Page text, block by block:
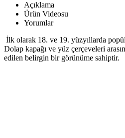
Açıklama
Ürün Videosu
Yorumlar
İlk olarak 18. ve 19. yüzyıllarda
Dolap kapağı ve yüz çerçeveleri
edilen belirgin bir görünüme sahiptir.